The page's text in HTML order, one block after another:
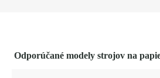
Odporúčané modely strojov na